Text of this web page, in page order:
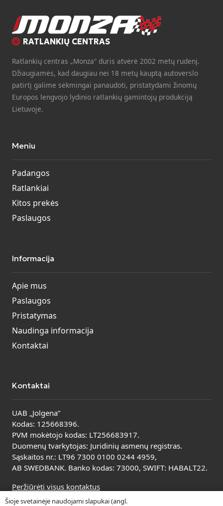
RATLANKIŲ CENTRAS
Ratlankių centras „Monza“ duris atvėrė 2002 metų rudenį.
Džiaugiamės, kad daugiau nei 18 metų kauptą autoverslo
patirtį galime sėkmingai panaudoti, pristatydami žinomų
Europos lengvojo lydinio ratlankių gamintojų produkciją
Lietuvoje.
Meniu
Padangos
Ratlankiai
Kitos prekės
Paslaugos
Informacija
Apie mus
Paslaugos
Pristatymas
Naudinga informacija
Kontaktai
Kontaktai
UAB „Jolgena”
Kodas: 125668396.
PVM mokėtojo kodas: LT256683917.
Duomenų tvarkytojas: Juridinių asmenų registras.
Sąskaitos nr.: LT96 7300 0100 0244 4959,
AB SWEDBANK. Banko kodas: 73000, SWIFT: HABALT22.
Peržiūrėti visus kontaktus
Šioje svetainėje naudojami slapukai (angl.